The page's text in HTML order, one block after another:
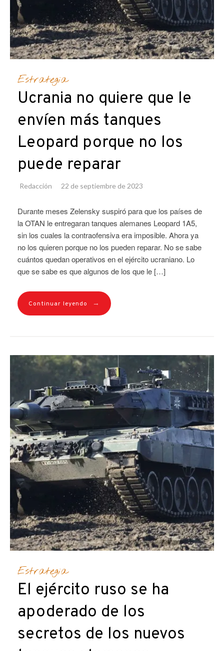
Estrategia
Ucrania no quiere que le
envíen más tanques
Leopard porque no los
puede reparar
Redacción 22 de septiembre de 2023
Durante meses Zelensky suspiró para que los países de
la OTAN le entregaran tanques alemanes Leopard 1A5,
sin los cuales la contraofensiva era imposible. Ahora ya
no los quieren porque no los pueden reparar. No se sabe
cuántos quedan operativos en el ejército ucraniano. Lo
que se sabe es que algunos de los que le […]
Continuar leyendo →
Estrategia
El ejército ruso se ha
apoderado de los
secretos de los nuevos